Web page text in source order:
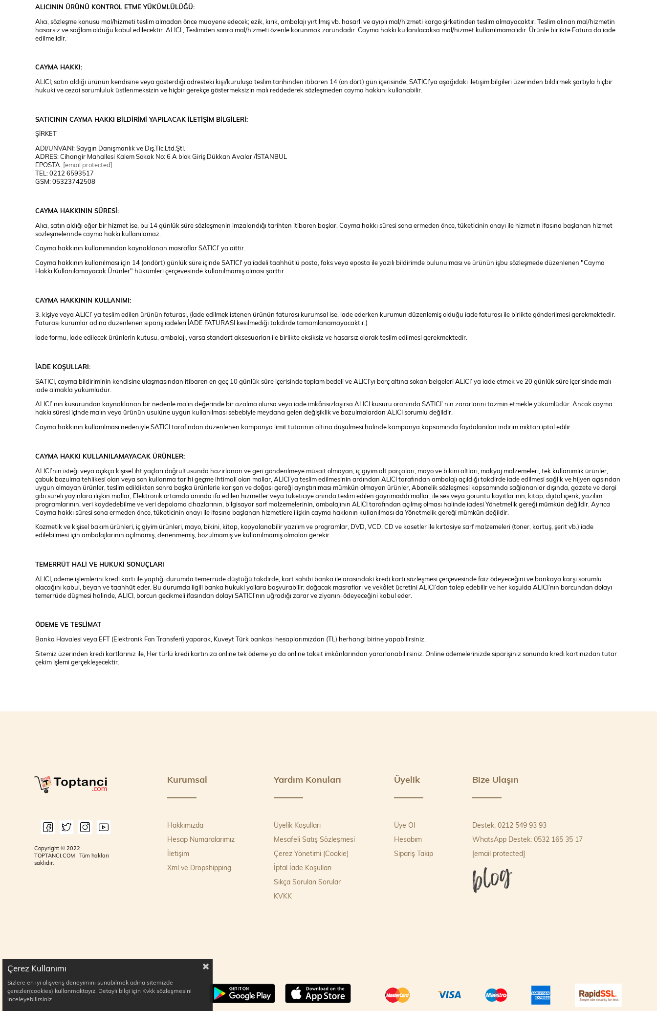
ALICININ ÜRÜNÜ KONTROL ETME YÜKÜMLÜLÜĞÜ:
Alıcı, sözleşme konusu mal/hizmeti teslim almadan önce muayene edecek; ezik, kırık, ambalajı yırtılmış vb. hasarlı ve ayıplı mal/hizmeti kargo şirketinden teslim almayacaktır. Teslim alınan mal/hizmetin
hasarsız ve sağlam olduğu kabul edilecektir. ALICI , Teslimden sonra mal/hizmeti özenle korunmak zorundadır. Cayma hakkı kullanılacaksa mal/hizmet kullanılmamalıdır. Ürünle birlikte Fatura da iade
edilmelidir.
CAYMA HAKKI:
ALICI; satın aldığı ürünün kendisine veya gösterdiği adresteki kişi/kuruluşa teslim tarihinden itibaren 14 (on dört) gün içerisinde, SATICI’ya aşağıdaki iletişim bilgileri üzerinden bildirmek şartıyla hiçbir
hukuki ve cezai sorumluluk üstlenmeksizin ve hiçbir gerekçe göstermeksizin malı reddederek sözleşmeden cayma hakkını kullanabilir.
SATICININ CAYMA HAKKI BİLDİRİMİ YAPILACAK İLETİŞİM BİLGİLERİ:
ŞİRKET
ADI/UNVANI: Saygın Danışmanlık ve Dış.Tic.Ltd.Şti.
ADRES: Cihangir Mahallesi Kalem Sokak No: 6 A blok Giriş Dükkan Avcılar /İSTANBUL
EPOSTA: [email protected]
TEL: 0212 6593517
GSM: 05323742508
CAYMA HAKKININ SÜRESİ:
Alıcı, satın aldığı eğer bir hizmet ise, bu 14 günlük süre sözleşmenin imzalandığı tarihten itibaren başlar. Cayma hakkı süresi sona ermeden önce, tüketicinin onayı ile hizmetin ifasına başlanan hizmet
sözleşmelerinde cayma hakkı kullanılamaz.
Cayma hakkının kullanımından kaynaklanan masraflar SATICI’ ya aittir.
Cayma hakkının kullanılması için 14 (ondört) günlük süre içinde SATICI' ya iadeli taahhütlü posta, faks veya eposta ile yazılı bildirimde bulunulması ve ürünün işbu sözleşmede düzenlenen "Cayma
Hakkı Kullanılamayacak Ürünler" hükümleri çerçevesinde kullanılmamış olması şarttır.
CAYMA HAKKININ KULLANIMI:
3. kişiye veya ALICI’ ya teslim edilen ürünün faturası, (İade edilmek istenen ürünün faturası kurumsal ise, iade ederken kurumun düzenlemiş olduğu iade faturası ile birlikte gönderilmesi gerekmektedir.
Faturası kurumlar adına düzenlenen sipariş iadeleri İADE FATURASI kesilmediği takdirde tamamlanamayacaktır.)
İade formu, İade edilecek ürünlerin kutusu, ambalajı, varsa standart aksesuarları ile birlikte eksiksiz ve hasarsız olarak teslim edilmesi gerekmektedir.
İADE KOŞULLARI:
SATICI, cayma bildiriminin kendisine ulaşmasından itibaren en geç 10 günlük süre içerisinde toplam bedeli ve ALICI’yı borç altına sokan belgeleri ALICI’ ya iade etmek ve 20 günlük süre içerisinde malı
iade almakla yükümlüdür.
ALICI’ nın kusurundan kaynaklanan bir nedenle malın değerinde bir azalma olursa veya iade imkânsızlaşırsa ALICI kusuru oranında SATICI’ nın zararlarını tazmin etmekle yükümlüdür. Ancak cayma
hakkı süresi içinde malın veya ürünün usulüne uygun kullanılması sebebiyle meydana gelen değişiklik ve bozulmalardan ALICI sorumlu değildir.
Cayma hakkının kullanılması nedeniyle SATICI tarafından düzenlenen kampanya limit tutarının altına düşülmesi halinde kampanya kapsamında faydalanılan indirim miktarı iptal edilir.
CAYMA HAKKI KULLANILAMAYACAK ÜRÜNLER:
ALICI’nın isteği veya açıkça kişisel ihtiyaçları doğrultusunda hazırlanan ve geri gönderilmeye müsait olmayan, iç giyim alt parçaları, mayo ve bikini altları, makyaj malzemeleri, tek kullanımlık ürünler,
çabuk bozulma tehlikesi olan veya son kullanma tarihi geçme ihtimali olan mallar, ALICI’ya teslim edilmesinin ardından ALICI tarafından ambalajı açıldığı takdirde iade edilmesi sağlık ve hijyen açısından
uygun olmayan ürünler, teslim edildikten sonra başka ürünlerle karışan ve doğası gereği ayrıştırılması mümkün olmayan ürünler, Abonelik sözleşmesi kapsamında sağlananlar dışında, gazete ve dergi
gibi süreli yayınlara ilişkin mallar, Elektronik ortamda anında ifa edilen hizmetler veya tüketiciye anında teslim edilen gayrimaddi mallar, ile ses veya görüntü kayıtlarının, kitap, dijital içerik, yazılım
programlarının, veri kaydedebilme ve veri depolama cihazlarının, bilgisayar sarf malzemelerinin, ambalajının ALICI tarafından açılmış olması halinde iadesi Yönetmelik gereği mümkün değildir. Ayrıca
Cayma hakkı süresi sona ermeden önce, tüketicinin onayı ile ifasına başlanan hizmetlere ilişkin cayma hakkının kullanılması da Yönetmelik gereği mümkün değildir.
Kozmetik ve kişisel bakım ürünleri, iç giyim ürünleri, mayo, bikini, kitap, kopyalanabilir yazılım ve programlar, DVD, VCD, CD ve kasetler ile kırtasiye sarf malzemeleri (toner, kartuş, şerit vb.) iade
edilebilmesi için ambalajlarının açılmamış, denenmemiş, bozulmamış ve kullanılmamış olmaları gerekir.
TEMERRÜT HALİ VE HUKUKİ SONUÇLARI
ALICI, ödeme işlemlerini kredi kartı ile yaptığı durumda temerrüde düştüğü takdirde, kart sahibi banka ile arasındaki kredi kartı sözleşmesi çerçevesinde faiz ödeyeceğini ve bankaya karşı sorumlu
olacağını kabul, beyan ve taahhüt eder. Bu durumda ilgili banka hukuki yollara başvurabilir; doğacak masrafları ve vekâlet ücretini ALICI’dan talep edebilir ve her koşulda ALICI’nın borcundan dolayı
temerrüde düşmesi halinde, ALICI, borcun gecikmeli ifasından dolayı SATICI’nın uğradığı zarar ve ziyanını ödeyeceğini kabul eder.
ÖDEME VE TESLİMAT
Banka Havalesi veya EFT (Elektronik Fon Transferi) yaparak, Kuveyt Türk bankası hesaplarımızdan (TL) herhangi birine yapabilirsiniz.
Sitemiz üzerinden kredi kartlarınız ile, Her türlü kredi kartınıza online tek ödeme ya da online taksit imkânlarından yararlanabilirsiniz. Online ödemelerinizde siparişiniz sonunda kredi kartınızdan tutar
çekim işlemi gerçekleşecektir.
Kurumsal
Hakkımızda
Hesap Numaralarımız
İletişim
Xml ve Dropshipping
Yardım Konuları
Üyelik Koşulları
Mesafeli Satış Sözleşmesi
Çerez Yönetimi (Cookie)
İptal İade Koşulları
Sıkça Sorulan Sorular
KVKK
Üyelik
Üye Ol
Hesabım
Sipariş Takip
Bize Ulaşın
Destek: 0212 549 93 93
WhatsApp Destek: 0532 165 35 17
[email protected]
Copyright © 2022
TOPTANCI.COM | Tüm hakları
saklıdır.
Çerez Kullanımı
Sizlere en iyi alışveriş deneyimini sunabilmek adına sitemizde
çerezler(cookies) kullanmaktayız. Detaylı bilgi için Kvkk sözleşmesini
inceleyebilirsiniz.